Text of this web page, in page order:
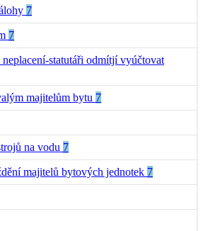
7
7
statutáři odmítjí vyúčtovat
majitelům bytu 7
na vodu 7
majitelů bytových jednotek 7